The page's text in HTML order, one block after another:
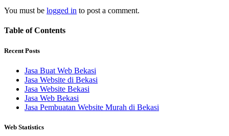
You must be logged in to post a comment.
Table of Contents
Recent Posts
Jasa Buat Web Bekasi
Jasa Website di Bekasi
Jasa Website Bekasi
Jasa Web Bekasi
Jasa Pembuatan Website Murah di Bekasi
Web Statistics